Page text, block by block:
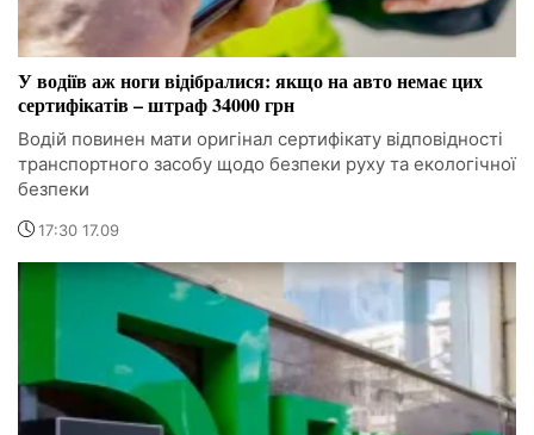
У водіїв аж ноги відібралися: якщо на авто немає цих
сертифікатів – штраф 34000 грн
Водій повинен мати оригінал сертифікату відповідності
транспортного засобу щодо безпеки руху та екологічної
безпеки
17:30 17.09